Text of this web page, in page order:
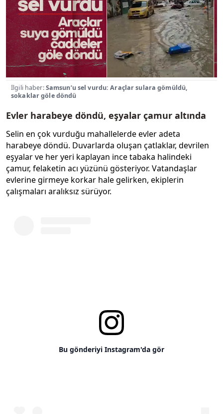
İlgili haber:Samsun’u sel vurdu: Araçlar sulara gömüldü,
sokaklar göle döndü
Evler harabeye döndü, eşyalar çamur altında
Selin en çok vurduğu mahallelerde evler adeta
harabeye döndü. Duvarlarda oluşan çatlaklar, devrilen
eşyalar ve her yeri kaplayan ince tabaka halindeki
çamur, felaketin acı yüzünü gösteriyor. Vatandaşlar
evlerine girmeye korkar hale gelirken, ekiplerin
çalışmaları aralıksız sürüyor.
Bu gönderiyi Instagram'da gör